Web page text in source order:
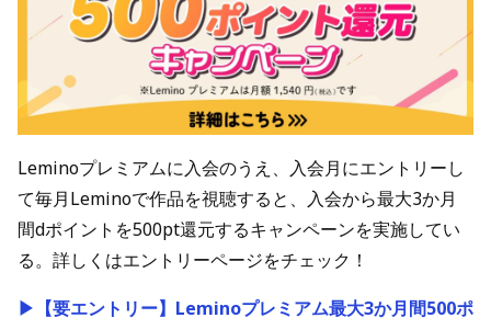
Leminoプレミアムに入会のうえ、入会月にエントリーし
て毎月Leminoで作品を視聴すると、入会から最大3か月
間dポイントを500pt還元するキャンペーンを実施してい
る。詳しくはエントリーページをチェック！
▶【要エントリー】Leminoプレミアム最大3か月間500ポ